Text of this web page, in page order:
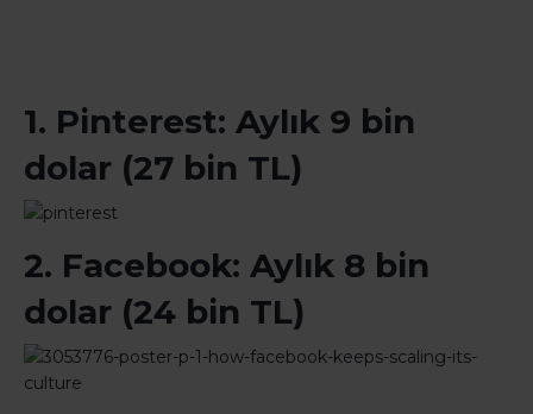
1. Pinterest: Aylık 9 bin
dolar (27 bin TL)
2. Facebook: Aylık 8 bin
dolar (24 bin TL)